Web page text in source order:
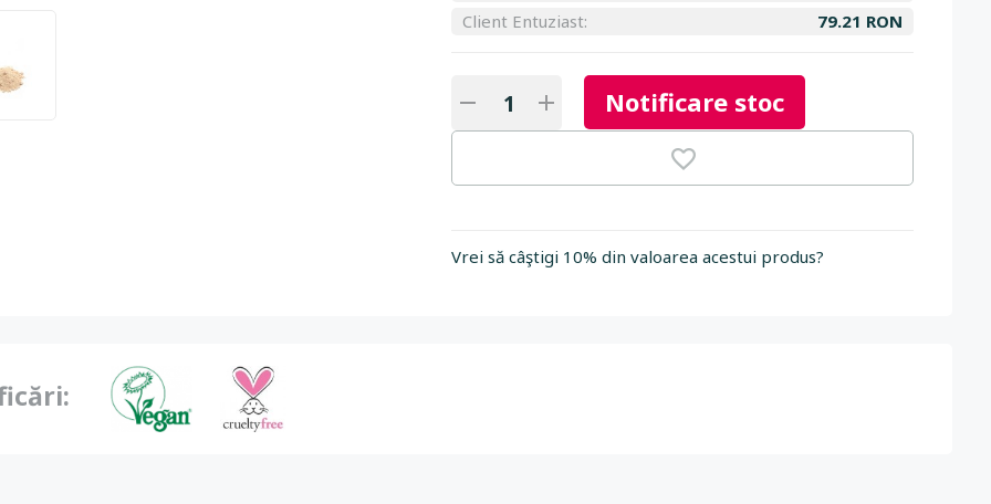
Client Entuziast:
79.21 RON
Notificare stoc
Vrei să câştigi 10% din valoarea acestui produs?